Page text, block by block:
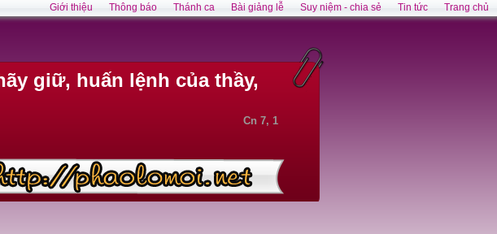
giữ, huấn lệnh của thầy,
Cn 7, 1
Trang chủ
Tin tức
Suy niệm - chia sẻ
Bài giảng lễ
Thánh ca
Thông báo
Giới thiệu